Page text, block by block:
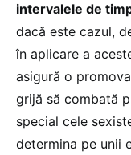
intervalele de
dacă este cazul,
în aplicare a
asigură o
grijă să combată
special cele
determina pe unii